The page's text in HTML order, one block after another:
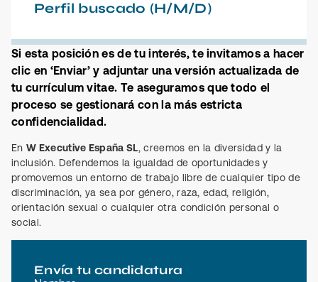
Perfil buscado (H/M/D)
Si esta posición es de tu interés, te invitamos a hacer
clic en ‘Enviar’ y adjuntar una versión actualizada de
tu currículum vitae. Te aseguramos que todo el
proceso se gestionará con la más estricta
confidencialidad.
En W Executive España SL, creemos en la diversidad y la
inclusión. Defendemos la igualdad de oportunidades y
promovemos un entorno de trabajo libre de cualquier tipo de
discriminación, ya sea por género, raza, edad, religión,
orientación sexual o cualquier otra condición personal o
social.
Envía tu candidatura